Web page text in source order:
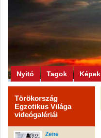
Nyitó Tagok Képek
Törökország
Egzotikus Világa
videógalériái
Zene